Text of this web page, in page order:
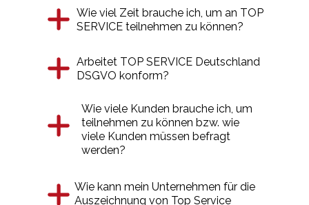
Wie viel Zeit brauche ich, um an TOP
SERVICE teilnehmen zu können?
Arbeitet TOP SERVICE Deutschland
DSGVO konform?
Wie viele Kunden brauche ich, um
teilnehmen zu können bzw. wie
viele Kunden müssen befragt
werden?
Wie kann mein Unternehmen für die
Auszeichnung von Top Service